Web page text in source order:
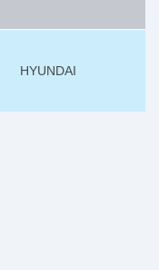
HYUNDAI